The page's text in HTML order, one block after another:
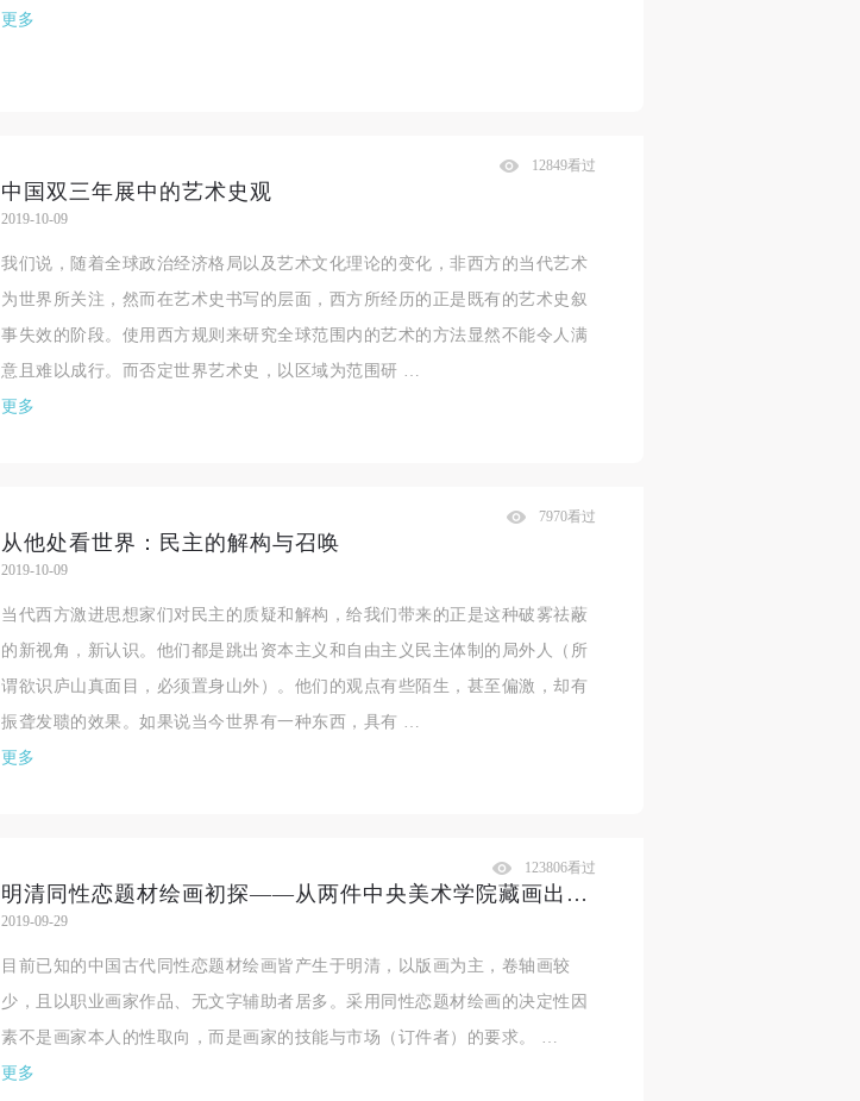
更多
中国双三年展中的艺术史观
2019-10-09
12849看过
我们说，随着全球政治经济格局以及艺术文化理论的变化，非西方的当代艺术
为世界所关注，然而在艺术史书写的层面，西方所经历的正是既有的艺术史叙
事失效的阶段。使用西方规则来研究全球范围内的艺术的方法显然不能令人满
意且难以成行。而否定世界艺术史，以区域为范围研 …
更多
从他处看世界：民主的解构与召唤
2019-10-09
7970看过
当代西方激进思想家们对民主的质疑和解构，给我们带来的正是这种破雾祛蔽
的新视角，新认识。他们都是跳出资本主义和自由主义民主体制的局外人（所
谓欲识庐山真面目，必须置身山外）。他们的观点有些陌生，甚至偏激，却有
振聋发聩的效果。如果说当今世界有一种东西，具有 …
更多
明清同性恋题材绘画初探——从两件中央美术学院藏画出发
2019-09-29
123806看过
目前已知的中国古代同性恋题材绘画皆产生于明清，以版画为主，卷轴画较
少，且以职业画家作品、无文字辅助者居多。采用同性恋题材绘画的决定性因
素不是画家本人的性取向，而是画家的技能与市场（订件者）的要求。 …
更多
快捷登录 帐号密码登录
登录